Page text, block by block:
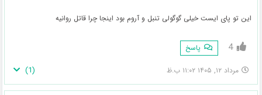
این تو پای ایست خیلی گوگولی تنبل و آروم بود اینجا چرا قاتل روانیه
4 پاسخ
مرداد ۱۲, ۱۴۰۵ ۱۱:۰۲ ب.ظ (
1
)